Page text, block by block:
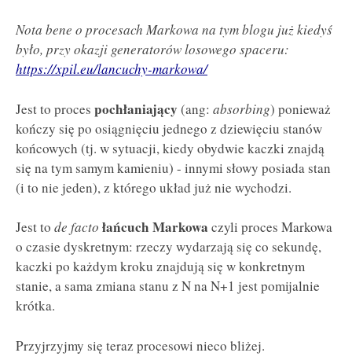
Nota bene o procesach Markowa na tym blogu już kiedyś
było, przy okazji generatorów losowego spaceru:
https://xpil.eu/lancuchy-markowa/
Jest to proces pochłaniający (ang: absorbing) ponieważ
kończy się po osiągnięciu jednego z dziewięciu stanów
końcowych (tj. w sytuacji, kiedy obydwie kaczki znajdą
się na tym samym kamieniu) - innymi słowy posiada stan
(i to nie jeden), z którego układ już nie wychodzi.
Jest to de facto łańcuch Markowa czyli proces Markowa
o czasie dyskretnym: rzeczy wydarzają się co sekundę,
kaczki po każdym kroku znajdują się w konkretnym
stanie, a sama zmiana stanu z N na N+1 jest pomijalnie
krótka.
Przyjrzyjmy się teraz procesowi nieco bliżej.